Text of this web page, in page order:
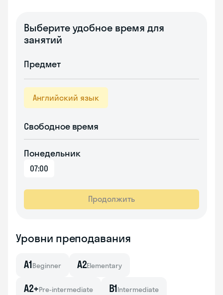
Выберите удобное время для
занятий
Предмет
Английский язык
Свободное время
Понедельник
07:00
Продолжить
Уровни преподавания
A1Beginner A2Elementary
A2+Pre-intermediate B1Intermediate